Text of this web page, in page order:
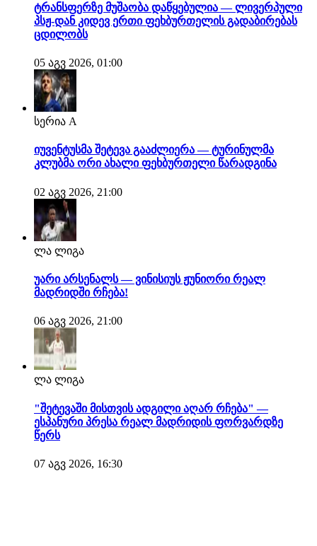
ტრანსფერზე მუშაობა დაწყებულია — ლივერპული
პსჟ-დან კიდევ ერთი ფეხბურთელის გადაბირებას
ცდილობს
05 აგვ 2026, 01:00
სერია A
იუვენტუსმა შეტევა გააძლიერა — ტურინულმა
კლუბმა ორი ახალი ფეხბურთელი წარადგინა
02 აგვ 2026, 21:00
ლა ლიგა
უარი არსენალს — ვინისიუს ჟუნიორი რეალ
მადრიდში რჩება!
06 აგვ 2026, 21:00
ლა ლიგა
"შეტევაში მისთვის ადგილი აღარ რჩება" —
ესპანური პრესა რეალ მადრიდის ფორვარდზე
წერს
07 აგვ 2026, 16:30